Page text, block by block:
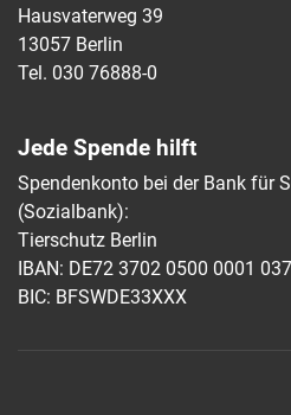
Hausvaterweg 39
13057 Berlin
Tel. 030 76888-0
Jede Spende hilft
Spendenkonto bei der Bank für
(Sozialbank):
Tierschutz Berlin
IBAN: DE72 3702 0500 0001
BIC: BFSWDE33XXX